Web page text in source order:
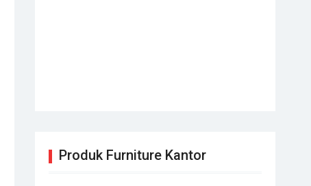
Produk Furniture Kantor